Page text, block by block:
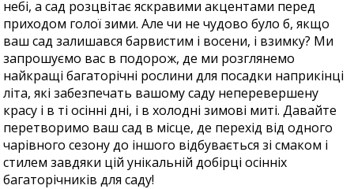
небі, а сад розцвітає яскравими акцентами перед
приходом голої зими. Але чи не чудово було б, якщо
ваш сад залишався барвистим і восени, і взимку? Ми
запрошуємо вас в подорож, де ми розглянемо
найкращі багаторічні рослини для посадки наприкінці
літа, які забезпечать вашому саду неперевершену
красу і в ті осінні дні, і в холодні зимові миті. Давайте
перетворимо ваш сад в місце, де перехід від одного
чарівного сезону до іншого відбувається зі смаком і
стилем завдяки цій унікальній добірці осінніх
багаторічників для саду!